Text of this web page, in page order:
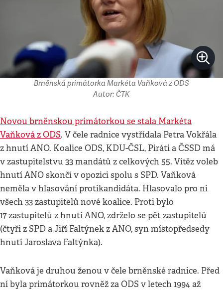
Brněnská primátorka Markéta Vaňková z ODS
Autor: ČTK
Novou brněnskou primátorkou se stala Markéta
Vaňková z ODS. V čele radnice vystřídala Petra Vokřála
z hnutí ANO. Koalice ODS, KDU-ČSL, Piráti a ČSSD má
v zastupitelstvu 33 mandátů z celkových 55. Vítěz voleb
hnutí ANO skončí v opozici spolu s SPD. Vaňková
neměla v hlasování protikandidáta. Hlasovalo pro ni
všech 33 zastupitelů nové koalice. Proti bylo
17 zastupitelů z hnutí ANO, zdrželo se pět zastupitelů
(čtyři z SPD a Jiří Faltýnek z ANO, syn místopředsedy
hnutí Jaroslava Faltýnka).
Vaňková je druhou ženou v čele brněnské radnice. Před
ní byla primátorkou rovněž za ODS v letech 1994 až